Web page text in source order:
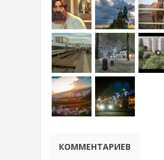
КОММЕНТАРИЕВ